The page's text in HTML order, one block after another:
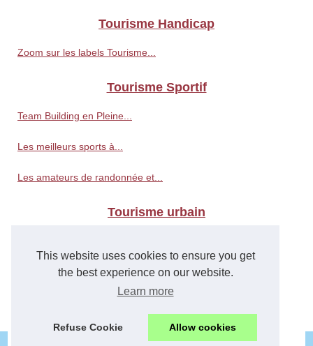
This website uses cookies to ensure you get
the best experience on our website.
Learn more
Refuse Cookie Allow cookies
Tourisme Handicap
Zoom sur les labels Tourisme...
Tourisme Sportif
Team Building en Pleine...
Les meilleurs sports à...
Les amateurs de randonnée et...
Tourisme urbain
Une journée de tourisme...